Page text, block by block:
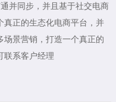
并同步，并且基于社交电商
真正的生态化电商平台，并
场景营销，打造一个真正的
联系客户经理